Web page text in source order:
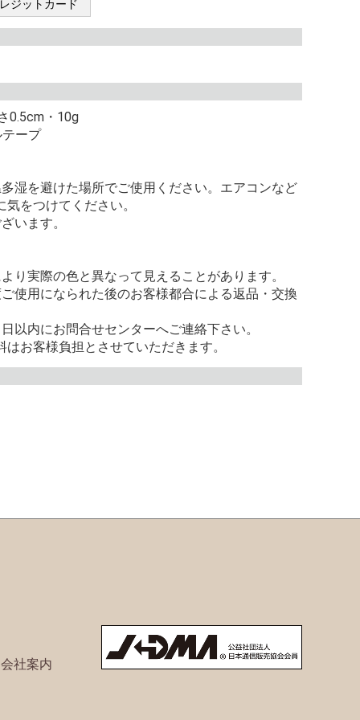
ジットカード
0.5cm・10g
ープ
湿を避けた場所でご使用ください。エアコンなど
をつけてください。
います。
り実際の色と異なって見えることがあります。
使用になられた後のお客様都合による返品・交換
以内にお問合せセンターへご連絡下さい。
お客様負担とさせていただきます。
社案内